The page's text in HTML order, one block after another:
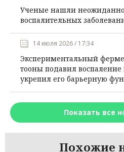
Ученые нашли
воспалительных
14 июля 2026 / 17:34
Экспериментальный
тооны подавил
укрепил его барьерную
Показать все
Похожие